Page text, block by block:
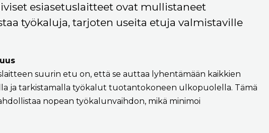
esiasetuslaitteet ovat mullistaneet
työkaluja, tarjoten useita etuja valmistaville
suurin etu on, että se auttaa lyhentämään kaikkien
ja tarkistamalla työkalut tuotantokoneen ulkopuolella. Tämä
nopean työkalunvaihdon, mikä minimoi